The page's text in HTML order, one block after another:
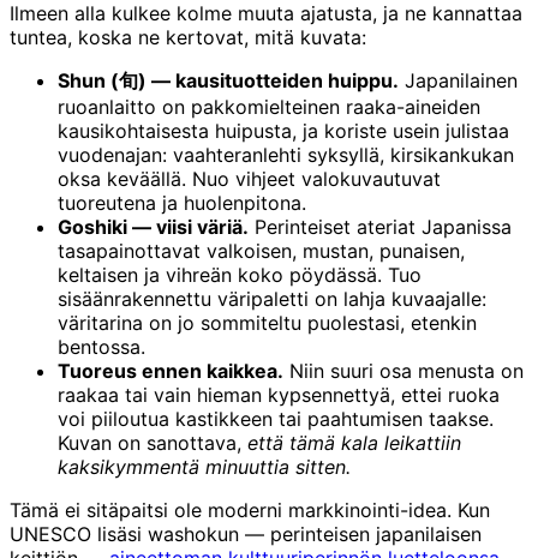
Ilmeen alla kulkee kolme muuta ajatusta, ja ne kannattaa
tuntea, koska ne kertovat, mitä kuvata:
Shun (旬) — kausituotteiden huippu. Japanilainen
ruoanlaitto on pakkomielteinen raaka-aineiden
kausikohtaisesta huipusta, ja koriste usein julistaa
vuodenajan: vaahteranlehti syksyllä, kirsikankukan
oksa keväällä. Nuo vihjeet valokuvautuvat
tuoreutena ja huolenpitona.
Goshiki — viisi väriä. Perinteiset ateriat Japanissa
tasapainottavat valkoisen, mustan, punaisen,
keltaisen ja vihreän koko pöydässä. Tuo
sisäänrakennettu väripaletti on lahja kuvaajalle:
väritarina on jo sommiteltu puolestasi, etenkin
bentossa.
Tuoreus ennen kaikkea. Niin suuri osa menusta on
raakaa tai vain hieman kypsennettyä, ettei ruoka
voi piiloutua kastikkeen tai paahtumisen taakse.
Kuvan on sanottava, että tämä kala leikattiin
kaksikymmentä minuuttia sitten.
Tämä ei sitäpaitsi ole moderni markkinointi-idea. Kun
UNESCO lisäsi washokun — perinteisen japanilaisen